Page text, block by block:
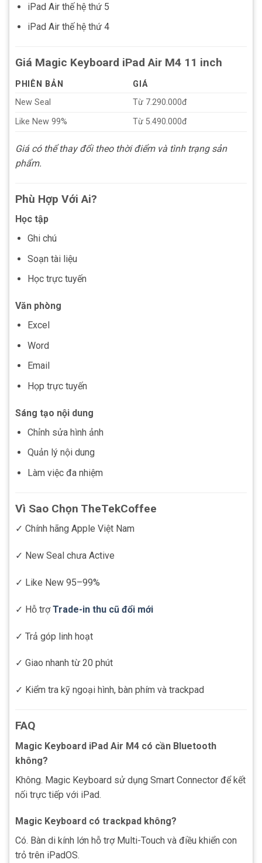
iPad Air thế hệ thứ 5
iPad Air thế hệ thứ 4
Giá Magic Keyboard iPad Air M4 11 inch
PHIÊN BẢN
GIÁ
New Seal
Từ 7.290.000đ
Like New 99%
Từ 5.490.000đ
Giá có thể thay đổi theo thời điểm và tình trạng sản
phẩm.
Phù Hợp Với Ai?
Học tập
Ghi chú
Soạn tài liệu
Học trực tuyến
Văn phòng
Excel
Word
Email
Họp trực tuyến
Sáng tạo nội dung
Chỉnh sửa hình ảnh
Quản lý nội dung
Làm việc đa nhiệm
Vì Sao Chọn TheTekCoffee
✓ Chính hãng Apple Việt Nam
✓ New Seal chưa Active
✓ Like New 95–99%
✓ Hỗ trợTrade-in thu cũ đổi mới
✓ Trả góp linh hoạt
✓ Giao nhanh từ 20 phút
✓ Kiểm tra kỹ ngoại hình, bàn phím và trackpad
FAQ
Magic Keyboard iPad Air M4 có cần Bluetooth
không?
Không. Magic Keyboard sử dụng Smart Connector để kết
nối trực tiếp với iPad.
Magic Keyboard có trackpad không?
Có. Bàn di kính lớn hỗ trợ Multi-Touch và điều khiển con
trỏ trên iPadOS.